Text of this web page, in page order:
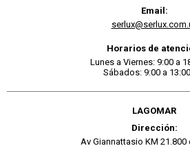
Email:
Horarios de
Lunes a Viernes: 9:00 a
Sábados: 9:00 a
LAGOMAR
Dirección:
Av Giannattasio KM 21.800